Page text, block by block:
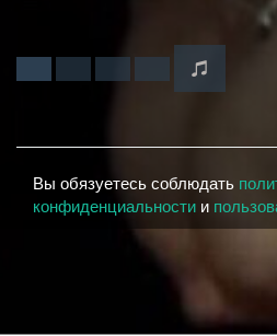
Вы обязуетесь соблюдать
конфиденциальности и